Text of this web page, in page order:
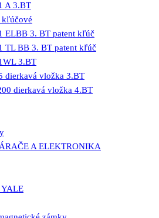
A 3.BT
kľúčové
ELBB 3. BT patent kľúč
TL BB 3. BT patent kľúč
3.BT
dierkavá vložka 3.BT
dierkavá vložka 4.BT
A ELEKTRONIKA
YALE